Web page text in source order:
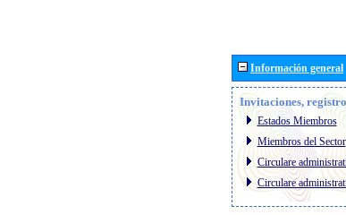
Información general
Invitaciones,
Estados Miembros
Miembros del Sector
Circulare
Circulare